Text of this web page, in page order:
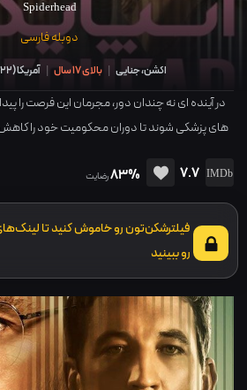
Spiderhead
دوبله فارسی
اکشن، جنایی | بالای 17 سال | آمریکا(
در آینده ای نه چندان دور، مجرمان این فرصت را
های پزشکی شوند تا دوران محکومیت خود را
تست داروی جدیدی می شود که می تواند احساس
انجام این آزمایش، در واقعیت
7.7
83%رضایت
فیلترشکن‌تون رو خاموش کنید تا
رو ببینید